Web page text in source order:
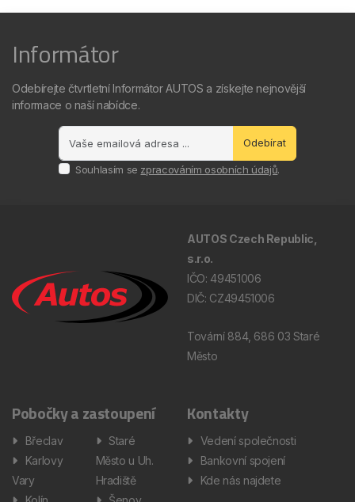
Informátor
Odebírejte čtvrtletní Informátor AUTOS a získejte nejnovější
informace o naší nabídce.
Odebírat
Souhlasím se zpracováním osobních údajů.
AUTOS Czech Republic,
s.r.o.
IČO: 49451006
DIČ: CZ49451006
Tovární 884, 686 03 Staré
Město
Pobočky a zastoupení
Břeclav
Karlovy
Vary
Staré
Město u Uh.
Hradiště
Kontakty
Vedení společnosti
Bankovní spojení
Kde nás najdete